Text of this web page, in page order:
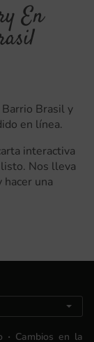
En
Barrio Brasil y
en línea.
interactiva
Nos lleva
una
. Cambios en la